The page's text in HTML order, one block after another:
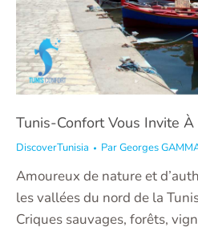
Tunis-Confort Vous Invite À
DiscoverTunisia ParGeorges
Amoureux de nature et
les vallées du nord de la
Criques sauvages, forêts,